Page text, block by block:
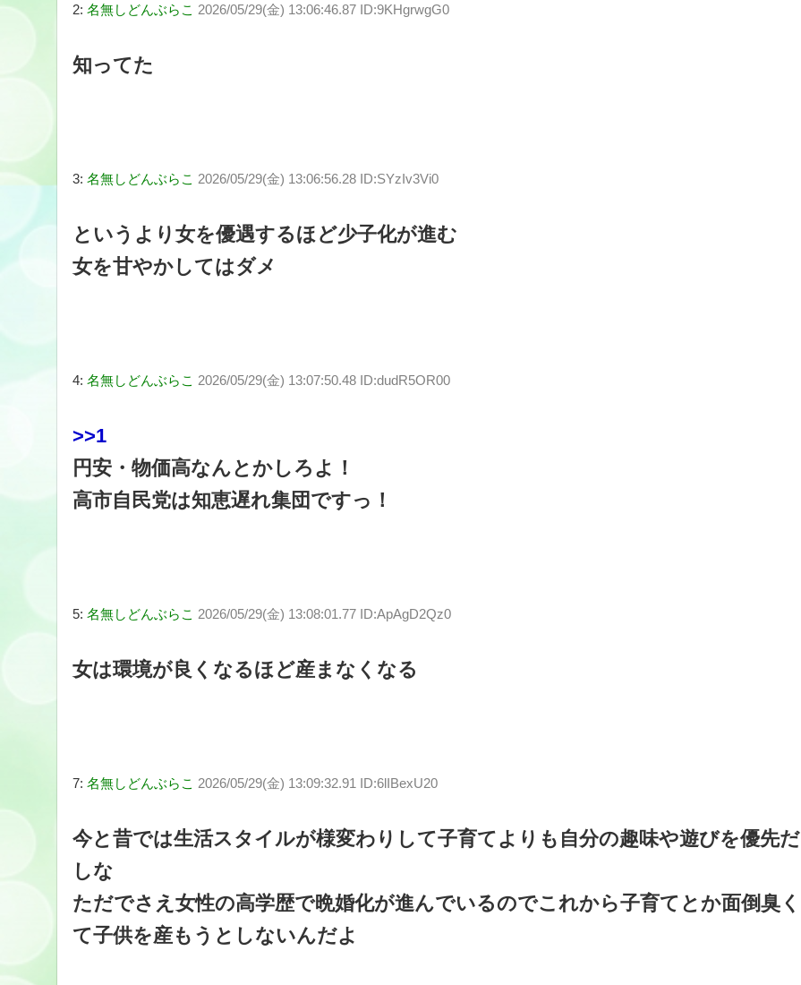
2: 名無しどんぶらこ 2026/05/29(金) 13:06:46.87 ID:9KHgrwgG0
知ってた
3: 名無しどんぶらこ 2026/05/29(金) 13:06:56.28 ID:SYzIv3Vi0
というより女を優遇するほど少子化が進む
女を甘やかしてはダメ
4: 名無しどんぶらこ 2026/05/29(金) 13:07:50.48 ID:dudR5OR00
>>1
円安・物価高なんとかしろよ！
高市自民党は知恵遅れ集団ですっ！
5: 名無しどんぶらこ 2026/05/29(金) 13:08:01.77 ID:ApAgD2Qz0
女は環境が良くなるほど産まなくなる
7: 名無しどんぶらこ 2026/05/29(金) 13:09:32.91 ID:6lIBexU20
今と昔では生活スタイルが様変わりして子育てよりも自分の趣味や遊びを優先だ
しな
ただでさえ女性の高学歴で晩婚化が進んでいるのでこれから子育てとか面倒臭く
て子供を産もうとしないんだよ